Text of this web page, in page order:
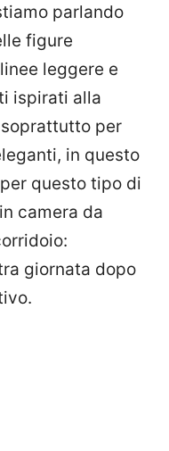
parlando
figure
leggere e
ispirati alla
per
in questo
questo tipo di
camera da
giornata dopo